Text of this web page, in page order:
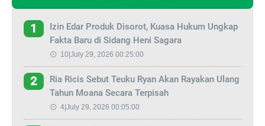
1
Izin Edar Produk Disorot, Kuasa Hukum Ungkap
Fakta Baru di Sidang Heni Sagara
10|July 29, 2026 00:25:00
2
Ria Ricis Sebut Teuku Ryan Akan Rayakan Ulang
Tahun Moana Secara Terpisah
4|July 29, 2026 00:05:00